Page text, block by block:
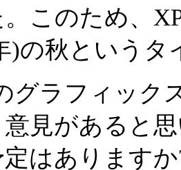
このため、
)の秋という
グラフィック
見があると
はありますか